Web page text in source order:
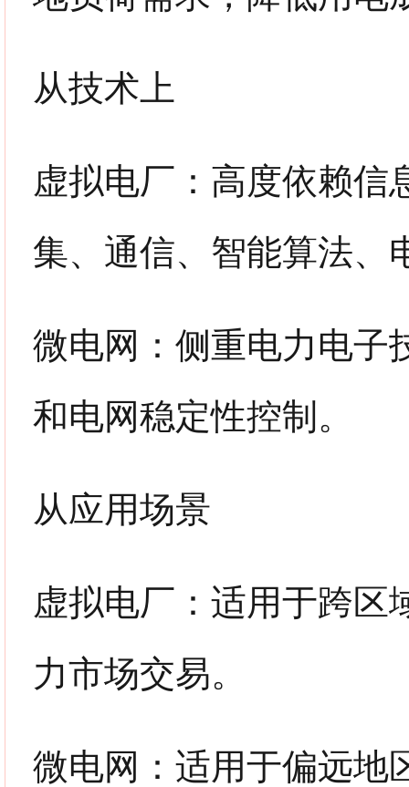
从技术上
虚拟电厂：高度依赖信
集、通信、智能算法、
微电网：侧重电力电子
和电网稳定性控制。
从应用场景
虚拟电厂：适用于跨区
力市场交易。
微电网：适用于偏远地